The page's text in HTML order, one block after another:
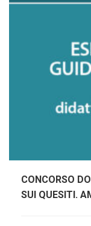
CONCORSO
SUI QUESITI.